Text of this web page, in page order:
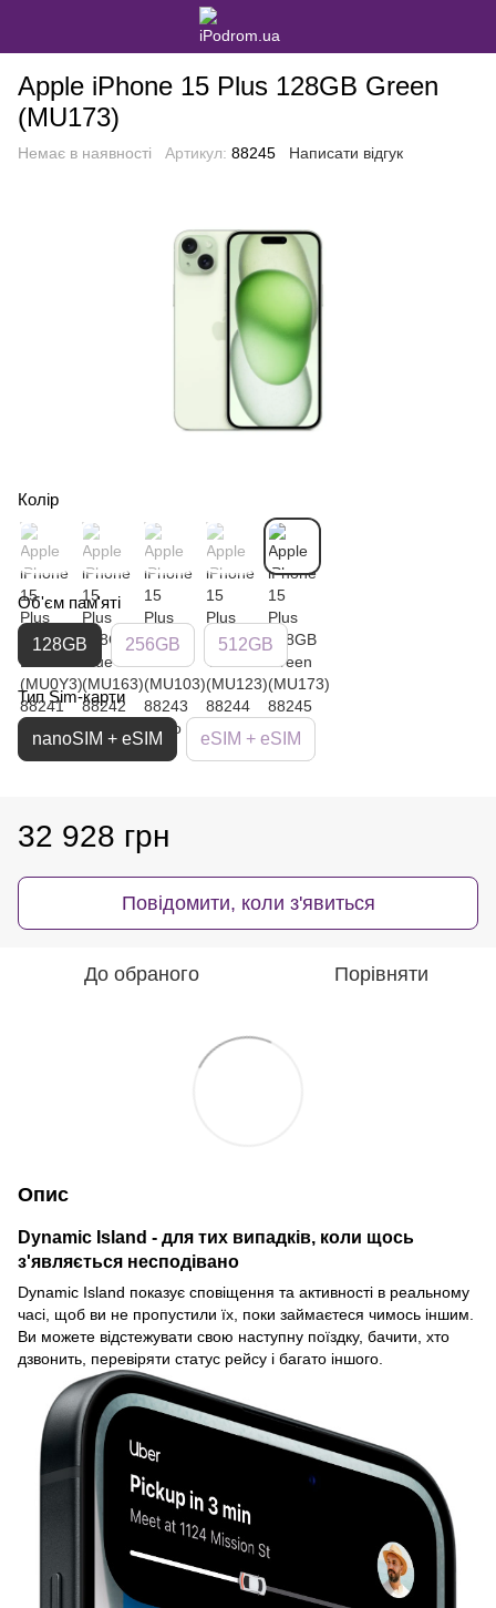
Apple iPhone 15 Plus 128GB Green
(MU173)
Немає в наявності Артикул: 88245 Написати відгук
Колір
Об'єм пам'яті
128GB 256GB 512GB
Тип Sim-карти
nanoSIM + eSIM eSIM + eSIM
32 928 грн
Повідомити, коли з'явиться
До обраного Порівняти
Опис
Dynamic Island - для тих випадків, коли щось
з'являється несподівано
Dynamic Island показує сповіщення та активності в реальному
часі, щоб ви не пропустили їх, поки займаєтеся чимось іншим.
Ви можете відстежувати свою наступну поїздку, бачити, хто
дзвонить, перевіряти статус рейсу і багато іншого.